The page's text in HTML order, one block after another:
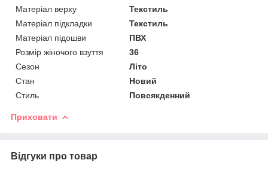
Матеріал верху
Текстиль
Матеріал підкладки
Текстиль
Матеріал підошви
ПВХ
Розмір жіночого взуття
36
Сезон
Літо
Стан
Новий
Стиль
Повсякденний
Приховати
Відгуки про товар